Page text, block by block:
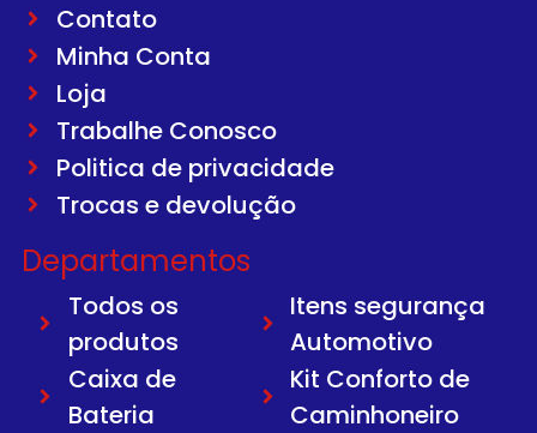
Contato
Minha Conta
Loja
Trabalhe Conosco
Politica de privacidade
Trocas e devolução
Departamentos
Todos os
produtos
Caixa de
Bateria
Itens segurança
Automotivo
Kit Conforto de
Caminhoneiro